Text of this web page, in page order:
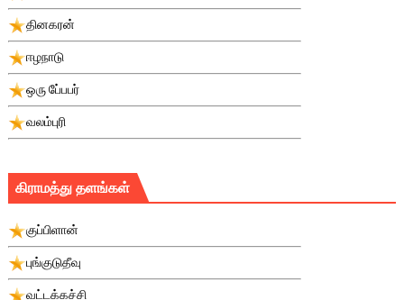
தினகரன்
ஈழநாடு
ஒரு பே்பபர்
வலம்புரி
கிராமத்து தளங்கள்
குப்பிளான்
புங்குடுதீவு
வட்டக்கச்சி